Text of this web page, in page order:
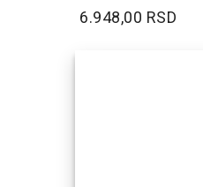
6.948,00 RSD